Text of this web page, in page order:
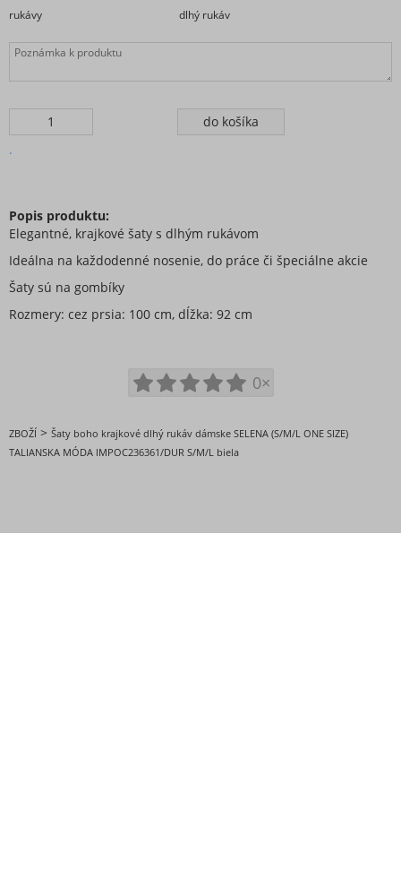
Šaty teplé volnočasové
Šaty letné volnočasové
Šaty mušelínové
šaty španielskej
Šaty oversize krátky rukáv
Šaty exclusive voľnočasové
Šaty lněné fáčové
Šaty klasik krátky rukáv
Topy, tričká, tuniky a tielka
rukávy
dlhý rukáv
.
Popis produktu:
Elegantné, krajkové šaty s dlhým rukávom
Ideálna na každodenné nosenie, do práce či špeciálne akcie
Šaty sú na gombíky
Rozmery: cez prsia: 100 cm, dĺžka: 92 cm
0×
ZBOŽÍ > Šaty boho krajkové dlhý rukáv dámske SELENA (S/M/L ONE SIZE)
TALIANSKA MÓDA IMPOC236361/DUR S/M/L biela